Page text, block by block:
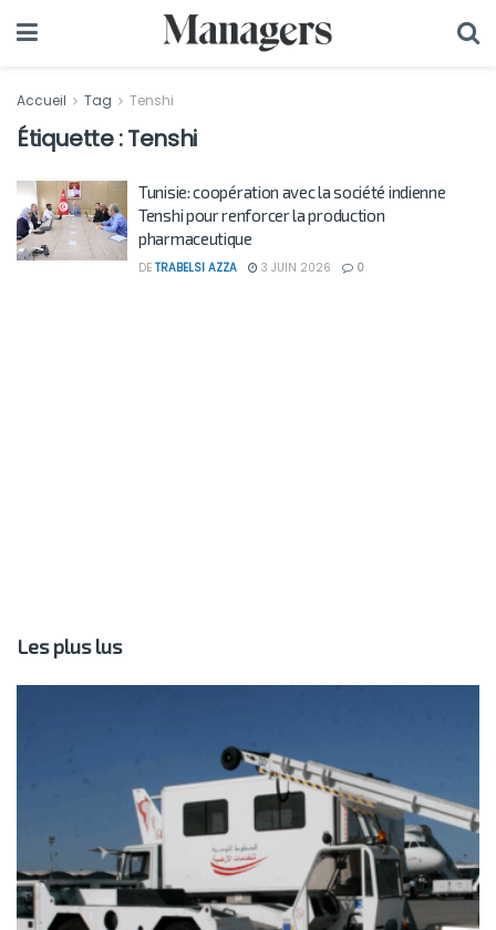
Accueil Tag Tenshi
Étiquette :Tenshi
Tunisie: coopération avec la société indienne
Tenshi pour renforcer la production
pharmaceutique
DE TRABELSI AZZA 3 JUIN 2026 0
Les plus lus